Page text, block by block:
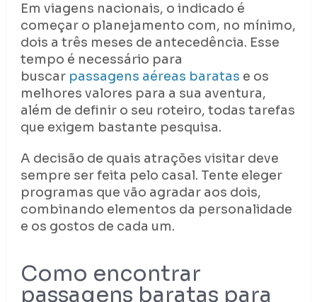
Em viagens nacionais, o indicado é
começar o planejamento com, no mínimo,
dois a três meses de antecedência. Esse
tempo é necessário para
buscar passagens aéreas baratas e os
melhores valores para a sua aventura,
além de definir o seu roteiro, todas tarefas
que exigem bastante pesquisa.
A decisão de quais atrações visitar deve
sempre ser feita pelo casal. Tente eleger
programas que vão agradar aos dois,
combinando elementos da personalidade
e os gostos de cada um.
Como encontrar
passagens baratas para